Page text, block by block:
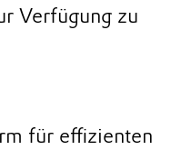
Verfügung zu
für effizienten